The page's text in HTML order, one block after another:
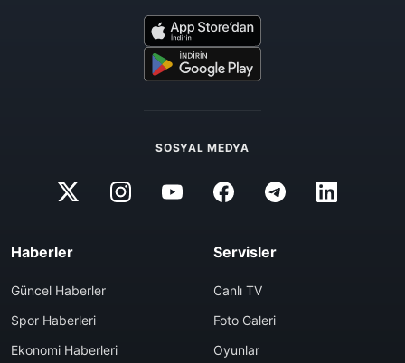
SOSYAL MEDYA
Haberler
Güncel Haberler
Spor Haberleri
Ekonomi Haberleri
Servisler
Canlı TV
Foto Galeri
Oyunlar